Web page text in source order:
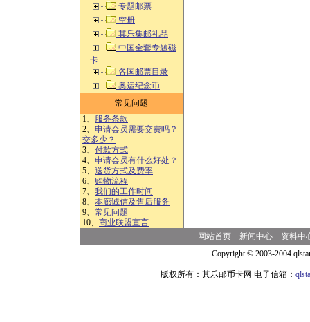
专题邮票
空册
其乐集邮礼品
中国全套专题磁
卡
各国邮票目录
奥运纪念币
常见问题
1、 服务条款
2、 申请会员需要交费吗？
交多少？
3、 付款方式
4、 申请会员有什么好处？
5、 送货方式及费率
6、 购物流程
7、 我们的工作时间
8、 本廊诚信及售后服务
9、 常见问题
10、 商业联盟宣言
网站首页 新闻中心
资料中
Copyright © 2003-2004
版权所有：其乐邮币卡网 电子信箱：